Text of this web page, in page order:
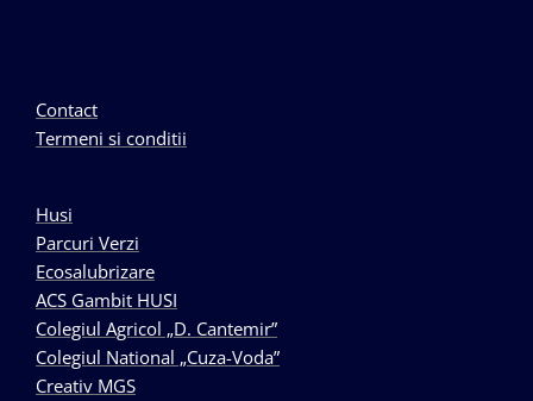
Contact
Termeni si conditii
Husi
Parcuri Verzi
Ecosalubrizare
ACS Gambit HUSI
Colegiul Agricol „D. Cantemir”
Colegiul National „Cuza-Voda”
Creativ MGS